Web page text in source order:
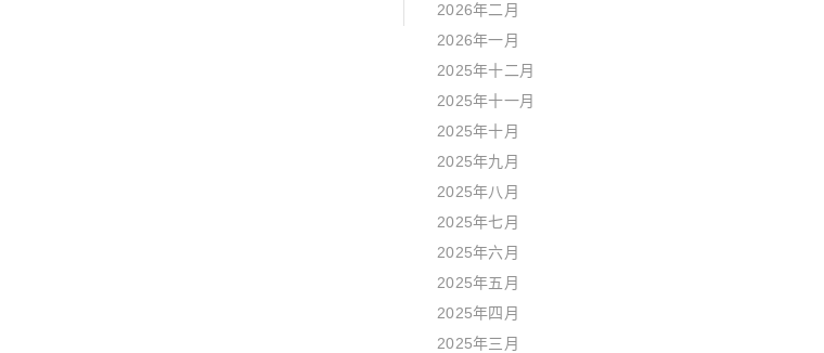
2026年二月
2026年一月
2025年十二月
2025年十一月
2025年十月
2025年九月
2025年八月
2025年七月
2025年六月
2025年五月
2025年四月
2025年三月